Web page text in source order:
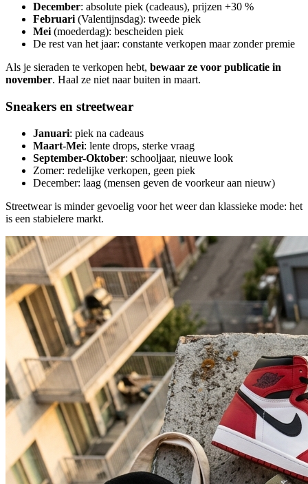
December: absolute piek (cadeaus), prijzen +30 %
Februari (Valentijnsdag): tweede piek
Mei (moederdag): bescheiden piek
De rest van het jaar: constante verkopen maar zonder premie
Als je sieraden te verkopen hebt, bewaar ze voor publicatie in
november. Haal ze niet naar buiten in maart.
Sneakers en streetwear
Januari: piek na cadeaus
Maart-Mei: lente drops, sterke vraag
September-Oktober: schooljaar, nieuwe look
Zomer: redelijke verkopen, geen piek
December: laag (mensen geven de voorkeur aan nieuw)
Streetwear is minder gevoelig voor het weer dan klassieke mode: het
is een stabielere markt.